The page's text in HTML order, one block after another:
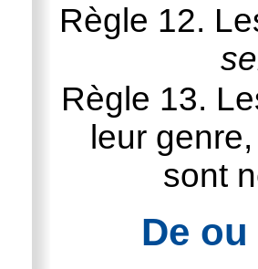
Règle 12.
Règle 13.
leur
sont
De